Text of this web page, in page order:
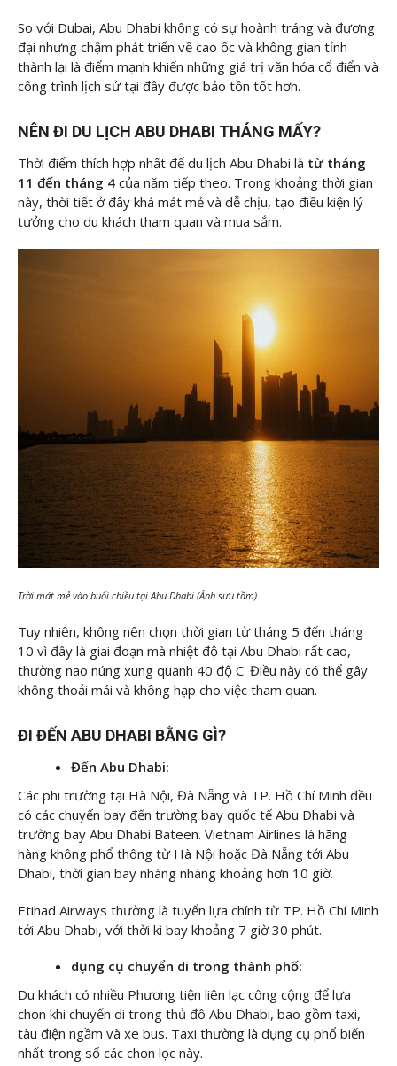
So với Dubai, Abu Dhabi không có sự hoành tráng và đương
đại nhưng chậm phát triển về cao ốc và không gian tỉnh
thành lại là điểm mạnh khiến những giá trị văn hóa cổ điển và
công trình lịch sử tại đây được bảo tồn tốt hơn.
NÊN ĐI DU LỊCH ABU DHABI THÁNG MẤY?
Thời điểm thích hợp nhất để du lịch Abu Dhabi là từ tháng
11 đến tháng 4 của năm tiếp theo. Trong khoảng thời gian
này, thời tiết ở đây khá mát mẻ và dễ chịu, tạo điều kiện lý
tưởng cho du khách tham quan và mua sắm.
Trời mát mẻ vào buổi chiều tại Abu Dhabi (Ảnh sưu tầm)
Tuy nhiên, không nên chọn thời gian từ tháng 5 đến tháng
10 vì đây là giai đoạn mà nhiệt độ tại Abu Dhabi rất cao,
thường nao núng xung quanh 40 độ C. Điều này có thể gây
không thoải mái và không hạp cho việc tham quan.
ĐI ĐẾN ABU DHABI BẰNG GÌ?
Đến Abu Dhabi:
Các phi trường tại Hà Nội, Đà Nẵng và TP. Hồ Chí Minh đều
có các chuyến bay đến trường bay quốc tế Abu Dhabi và
trường bay Abu Dhabi Bateen. Vietnam Airlines là hãng
hàng không phổ thông từ Hà Nội hoặc Đà Nẵng tới Abu
Dhabi, thời gian bay nhàng nhàng khoảng hơn 10 giờ.
Etihad Airways thường là tuyển lựa chính từ TP. Hồ Chí Minh
tới Abu Dhabi, với thời kì bay khoảng 7 giờ 30 phút.
dụng cụ chuyển di trong thành phố:
Du khách có nhiều Phương tiện liên lạc công cộng để lựa
chọn khi chuyển di trong thủ đô Abu Dhabi, bao gồm taxi,
tàu điện ngầm và xe bus. Taxi thường là dụng cụ phổ biến
nhất trong số các chọn lọc này.